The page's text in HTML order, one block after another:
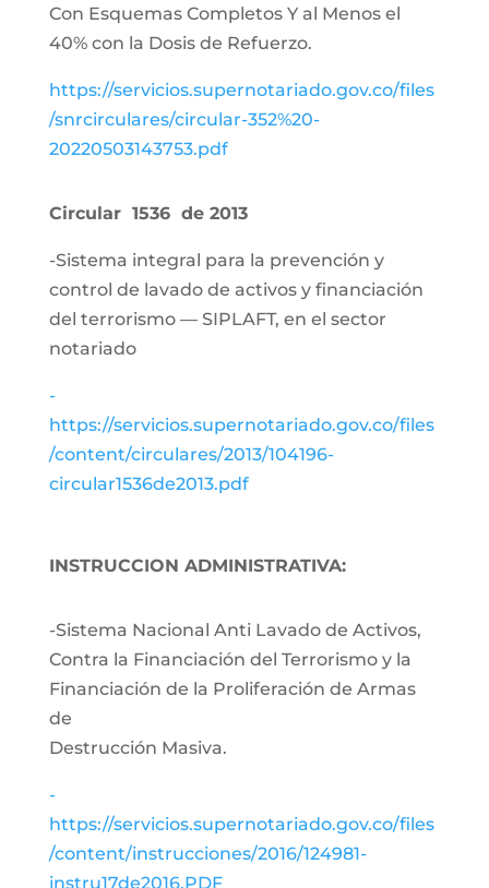
Con Esquemas Completos Y al Menos el
40% con la Dosis de Refuerzo.
https://servicios.supernotariado.gov.co/files
/snrcirculares/circular-352%20-
20220503143753.pdf
Circular 1536 de 2013
-Sistema integral para la prevención y
control de lavado de activos y financiación
del terrorismo — SIPLAFT, en el sector
notariado
-
https://servicios.supernotariado.gov.co/files
/content/circulares/2013/104196-
circular1536de2013.pdf
INSTRUCCION ADMINISTRATIVA:
-Sistema Nacional Anti Lavado de Activos,
Contra la Financiación del Terrorismo y la
Financiación de la Proliferación de Armas
de
Destrucción Masiva.
-
https://servicios.supernotariado.gov.co/files
/content/instrucciones/2016/124981-
instru17de2016.PDF